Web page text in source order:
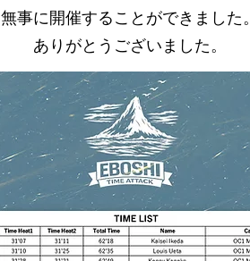
無事に開催することができました。
ありがとうございました。